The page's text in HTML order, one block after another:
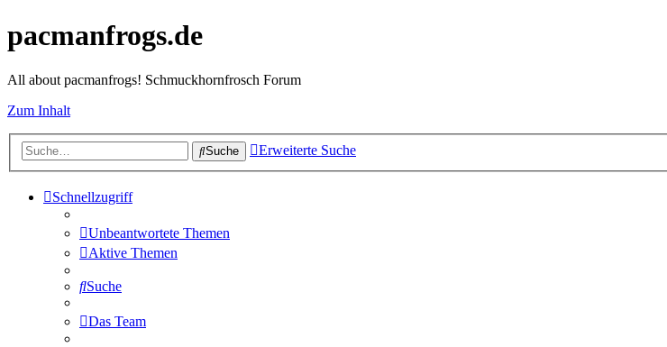
pacmanfrogs.de
All about pacmanfrogs! Schmuckhornfrosch Forum
Zum Inhalt
Suche Erweiterte Suche
Schnellzugriff
Unbeantwortete Themen
Aktive Themen
Suche
Das Team